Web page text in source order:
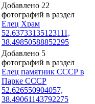
Добавлено 22
фотографий в раздел
Елец Храм
52.63733135123111,
38.49850588852295
Добавлено 5
фотографий в раздел
Елец памятник СССР в
Парке СССР
52.626550904057,
38.49061143792275